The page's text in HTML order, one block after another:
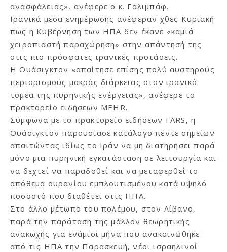
ανασφάλειας», ανέφερε ο κ. Γαλιμπάφ.
Ιρανικά μέσα ενημέρωσης ανέφεραν χθες Κυριακή
πως η Κυβέρνηση των ΗΠΑ δεν έκανε «καμιά
χειροπιαστή παραχώρηση» στην απάντησή της
στις πιο πρόσφατες ιρανικές προτάσεις.
Η Ουάσιγκτον «απαίτησε επίσης πολύ αυστηρούς
περιορισμούς μακράς διάρκειας στον ιρανικό
τομέα της πυρηνικής ενέργειας», ανέφερε το
πρακτορείο ειδήσεων MEHR.
Σύμφωνα με το πρακτορείο ειδήσεων FARS, η
Ουάσιγκτον παρουσίασε κατάλογο πέντε σημείων
απαιτώντας ιδίως το Ιράν να μη διατηρήσει παρά
μόνο μια πυρηνική εγκατάσταση σε λειτουργία και
να δεχτεί να παραδοθεί και να μεταφερθεί το
απόθεμα ουρανίου εμπλουτισμένου κατά υψηλό
ποσοστό που διαθέτει στις ΗΠΑ.
Στο άλλο μέτωπο του πολέμου, στον Λίβανο,
παρά την παράταση της μάλλον θεωρητικής
ανακωχής για ενάμισι μήνα που ανακοινώθηκε
από τις ΗΠΑ την Παρασκευή, νέοι ισραηλινοί